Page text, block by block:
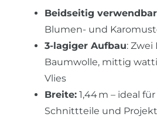
Beidseitig
Blumen- und
3-lagiger Aufbau: Zwei
Baumwolle, mittig
Vlies
Breite: 1,44 m – ideal
Schnittteile und